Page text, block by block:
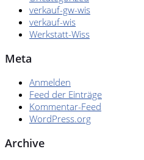
verkauf-gw-wis
verkauf-wis
Werkstatt-Wiss
Meta
Anmelden
Feed der Einträge
Kommentar-Feed
WordPress.org
Archive